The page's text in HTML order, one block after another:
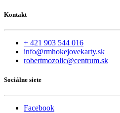
Kontakt
+ 421 903 544 016
info@rmhokejovekarty.sk
robertmozolic@centrum.sk
Sociálne siete
Facebook